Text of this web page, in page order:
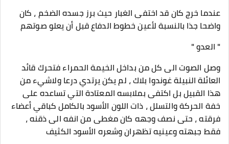
عندما خرج كان قد اختفى الغبار حيث برز جسده الضخم ، كان
واضحا جذا بالنسبة لأعين خطوط الدفاع قبل أن يعلو صوتهم
" العدو "
وصل الصوت الى كل من بداخل الخيمة الحمراء فتحرك قائد
العائلة النبيلة غوندوا بلاك ، لم يكن يرتدي درعا ولاشيء من
هذا القبيل بل اكتفى بملابسه المعتادة التي تساعده على
خفة الحركة والتسلل ، ذات اللون الأسود بالكامل كباقي أعضاء
فرقته ، حتى نصف وجهه كان مغطى من انفه الى ذقنه ،
فقط جبهته وعينيه تظهران وشعره الأسود الكثيف